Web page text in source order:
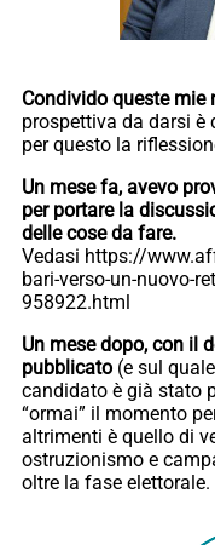
Condivido queste
prospettiva da darsi è
per questo la
Un mese fa, avevo
per portare la
delle cose da fare.
Vedasi https://
bari-verso-un-nuovo-
958922.html
Un mese dopo, con il
pubblicato (e sul
candidato è già stato
“ormai” il momento
altrimenti è quello di
ostruzionismo e
oltre la fase elettorale.